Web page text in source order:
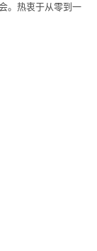
。热衷于从零到一